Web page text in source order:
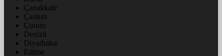
Çanakkale
Çankırı
Çorum
Denizli
Diyarbakır
Edirne